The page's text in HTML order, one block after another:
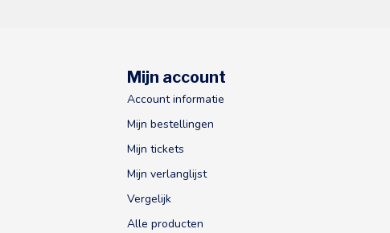
Mijn account
Account informatie
Mijn bestellingen
Mijn tickets
Mijn verlanglijst
Vergelijk
Alle producten